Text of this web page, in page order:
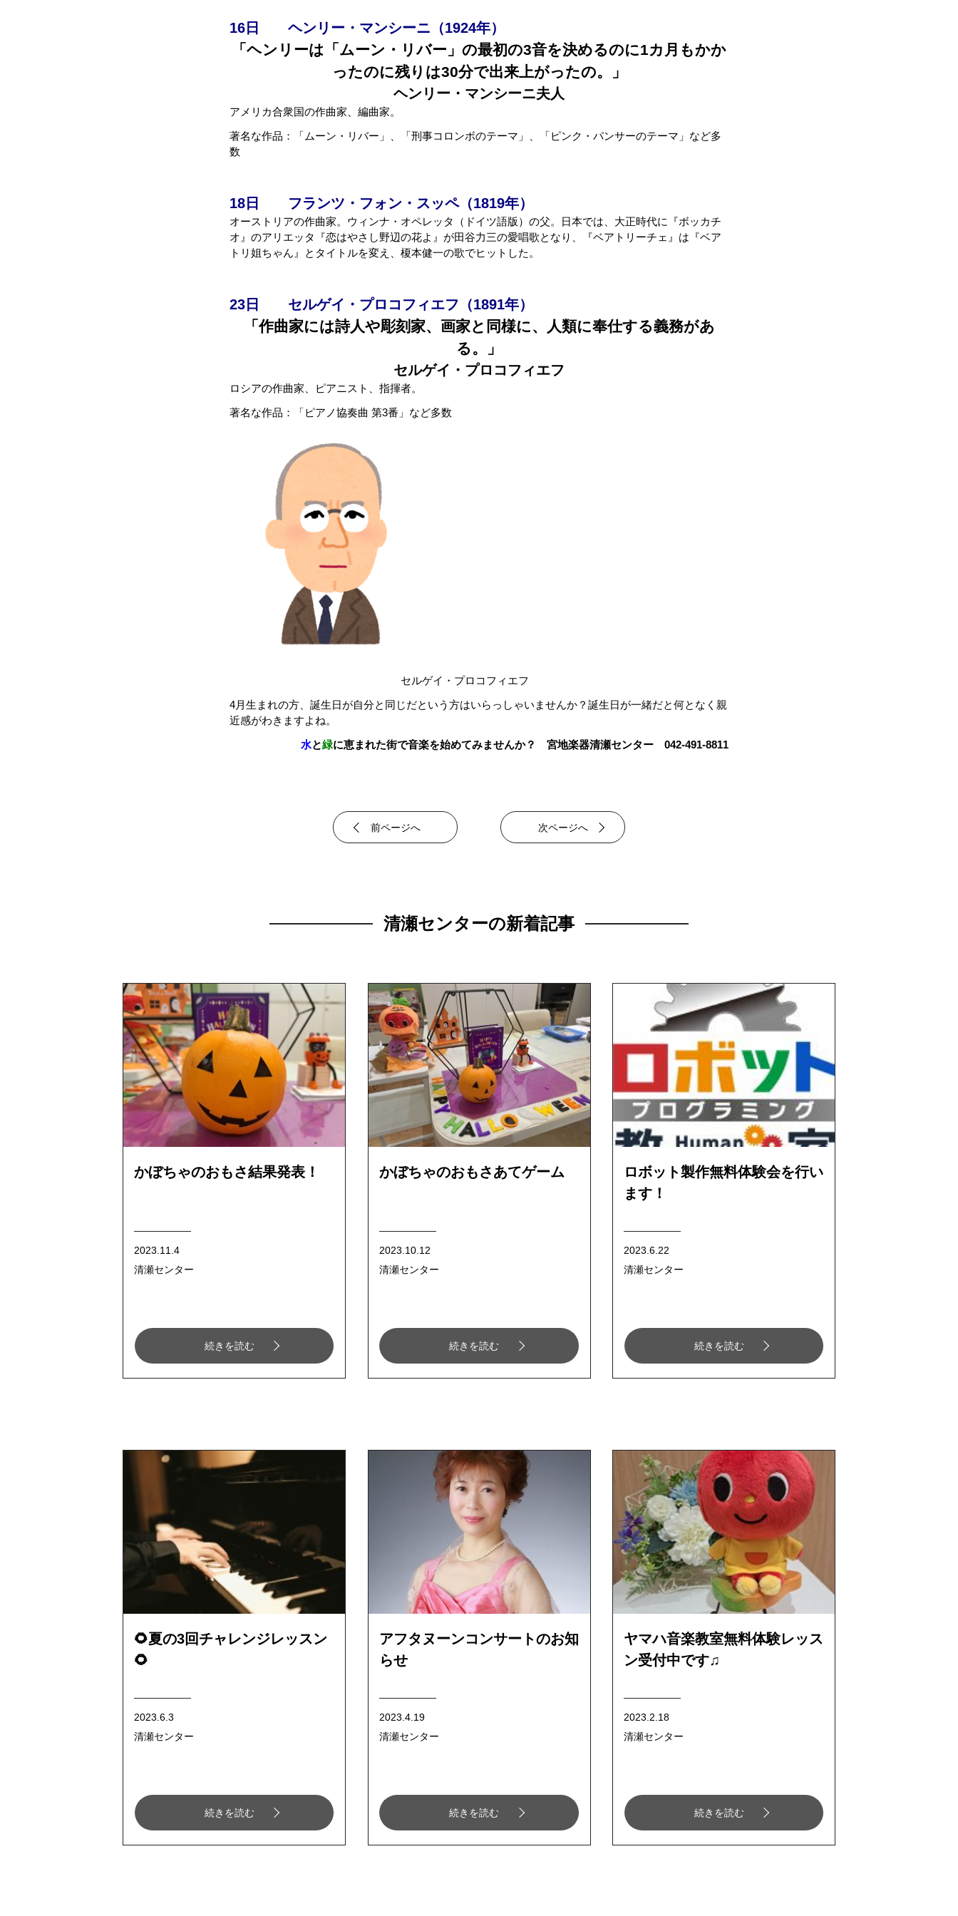
16 日 ヘンリー・マンシーニ（1924年）
「ヘンリーは「ムーン・リバー」の最初の3音を決めるのに1カ月もかか
ったのに残りは30分で出来上がったの。」
ヘンリー・マンシーニ夫人
アメリカ合衆国の作曲家、編曲家。
著名な作品：「ムーン・リバー」、「刑事コロンボのテーマ」、「ピンク・パンサーのテーマ」など多
数
18 日 フランツ・フォン・スッペ（1819年）
オーストリアの作曲家。ウィンナ・オペレッタ（ドイツ語版）の父。日本では、大正時代に『ボッカチ
オ』のアリエッタ『恋はやさし野辺の花よ』が田谷力三の愛唱歌となり、『ベアトリーチェ』は『ベア
トリ姐ちゃん』とタイトルを変え、榎本健一の歌でヒットした。
23 日 セルゲイ・プロコフィエフ（1891年）
「作曲家には詩人や彫刻家、画家と同様に、
人類に奉仕する義務があ
る。」
セルゲイ・プロコフィエフ
ロシアの作曲家、ピアニスト、指揮者。
著名な作品：「ピアノ協奏曲 第3番」など多数
セルゲイ・プロコフィエフ
4月生まれの方、誕生日が自分と同じだという方はいらっしゃいませんか？誕生日が一緒だと何となく親
近感がわきますよね。
水と緑に恵まれた街で音楽を始めてみませんか？ 宮地楽器清瀬センター 042-491-8811
前ページへ 次ページへ
清瀬センターの新着記事
かぼちゃのおもさ結果発表！
2023.11.4
清瀬センター
続きを読む
かぼちゃのおもさあてゲーム
2023.10.12
清瀬センター
続きを読む
ロボット製作無料体験会を行い
ます！
2023.6.22
清瀬センター
続きを読む
🌻夏の3回チャレンジレッスン
🌻
2023.6.3
清瀬センター
続きを読む
アフタヌーンコンサートのお知
らせ
2023.4.19
清瀬センター
続きを読む
ヤマハ音楽教室無料体験レッス
ン受付中です♫
2023.2.18
清瀬センター
続きを読む